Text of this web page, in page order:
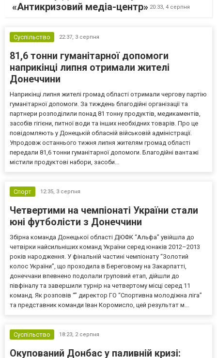
«Антикризовий медіа-центр» 20:33, 4 серпня
Суспільство 22:37, 3 серпня
81,6 тонни гуманітарної допомоги
наприкінці липня отримали жителі
Донеччини
Наприкінці липня жителі громад області отримали чергову партію
гуманітарної допомоги. За тиждень благодійні організації та
партнери розподілили понад 81 тонну продуктів, медикаментів,
засобів гігієни, питної води та інших необхідних товарів. Про це
повідомляють у Донецькій обласній військовій адміністрації.
Упродовж останнього тижня липня жителям громад області
передали 81,6 тонни гуманітарної допомоги. Благодійні вантажі
містили продуктові набори, засоби...
Спорт 12:35, 3 серпня
Четвертими на чемпіонаті України стали
юні футболісти з Донеччини
Збірна команда Донецької області ДЮФК “Альфа” увійшла до
четвірки найсильніших команд України серед юнаків 2012–2013
років народження. У фінальній частині чемпіонату “Золотий
колос України”, що проходила в Береговому на Закарпатті,
донеччани впевнено подолали груповий етап, дійшли до
півфіналу та завершили турнір на четвертому місці серед 11
команд. Як розповів “” директор ГО “Спортивна молодіжна ліга”
та представник команди Іван Коромисло, цей результат м...
Суспільство 18:23, 2 серпня
Окупований Донбас у паливній кризі: